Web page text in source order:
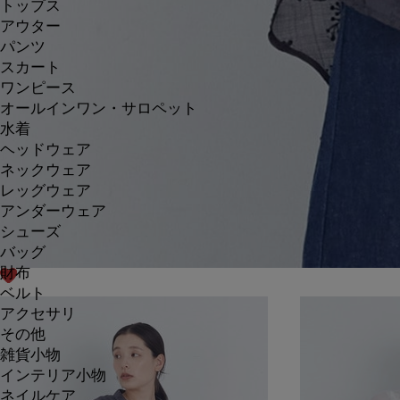
トップス
アウター
パンツ
スカート
ワンピース
オールインワン・サロペット
水着
ヘッドウェア
ネックウェア
レッグウェア
アンダーウェア
シューズ
バッグ
財布
ベルト
アクセサリ
その他
雑貨小物
インテリア小物
ネイルケア